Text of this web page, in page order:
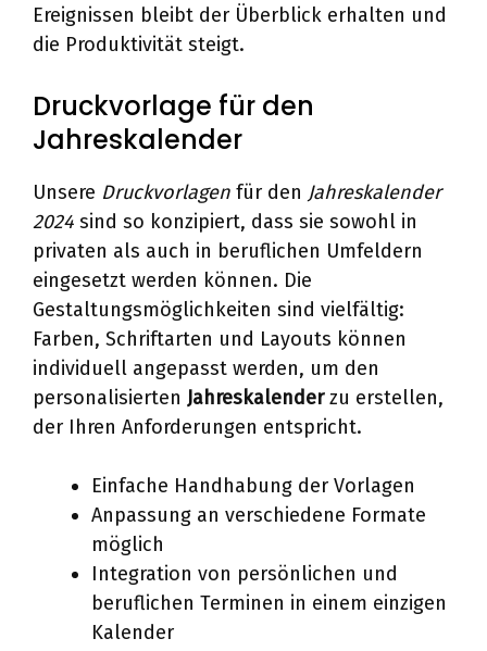
Ereignissen bleibt der Überblick erhalten und
die Produktivität steigt.
Druckvorlage für den
Jahreskalender
Unsere Druckvorlagen für den Jahreskalender
2024 sind so konzipiert, dass sie sowohl in
privaten als auch in beruflichen Umfeldern
eingesetzt werden können. Die
Gestaltungsmöglichkeiten sind vielfältig:
Farben, Schriftarten und Layouts können
individuell angepasst werden, um den
personalisierten Jahreskalenderzu erstellen,
der Ihren Anforderungen entspricht.
Einfache Handhabung der Vorlagen
Anpassung an verschiedene Formate
möglich
Integration von persönlichen und
beruflichen Terminen in einem einzigen
Kalender